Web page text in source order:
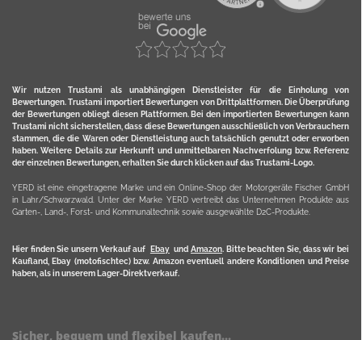
Wir nutzen Trustami als unabhängigen Dienstleister für die Einholung von
Bewertungen. Trustami importiert Bewertungen von Drittplattformen. Die Überprüfung
der Bewertungen obliegt diesen Plattformen. Bei den importierten Bewertungen kann
Trustami nicht sicherstellen, dass diese Bewertungen ausschließlich von Verbrauchern
stammen, die die Waren oder Dienstleistung auch tatsächlich genutzt oder erworben
haben. Weitere Details zur Herkunft und unmittelbaren Nachverfolung bzw. Referenz
der einzelnen Bewertungen, erhalten Sie durch klicken auf das Trustami-Logo.
YERD ist eine eingetragene Marke und ein Online-Shop der Motorgeräte Fischer GmbH
in Lahr/Schwarzwald. Unter der Marke YERD vertreibt das Unternehmen Produkte aus
Garten-, Land-, Forst- und Kommunaltechnik sowie ausgewählte D2C-Produkte.
Hier finden Sie unsern Verkauf auf Ebayund Amazon. Bitte beachten Sie, dass wir bei
Kaufland, Ebay (motofischtec) bzw. Amazon eventuell andere Konditionen und Preise
haben, als in unserem Lager-Direktverkauf.
Sicher, bequem und flexibel kaufen...